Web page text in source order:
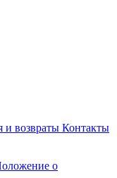
и возвраты Контакты
о